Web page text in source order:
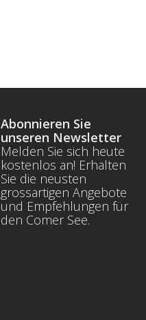
Abonnieren Sie
unseren Newsletter
Melden Sie sich heute
kostenlos an! Erhalten
Sie die neusten
grossartigen Angebote
und Empfehlungen für
den Comer See.